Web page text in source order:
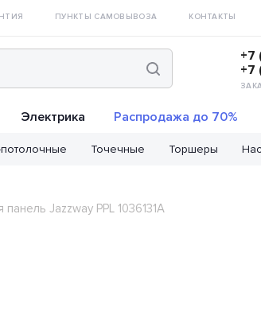
ПУНКТЫ САМОВЫВОЗА КОНТАКТЫ
+7
+7
Точечные Торшеры
Электрика Распродажа до 70%
Jazzway PPL 1036131A